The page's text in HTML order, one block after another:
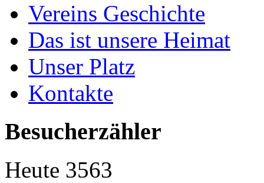
Vereins Geschichte
Das ist unsere Heimat
Unser Platz
Kontakte
Besucherzähler
Heute 3563